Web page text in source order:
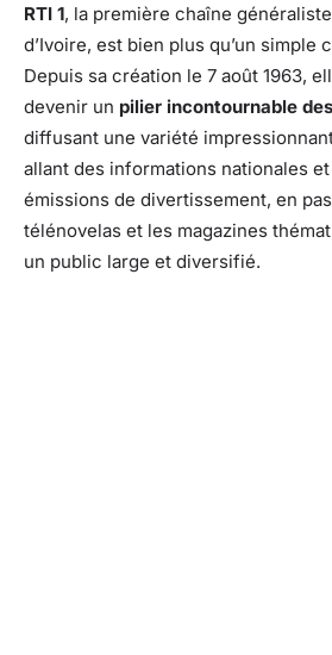
RTI 1, la première chaîne
d’Ivoire, est bien plus qu’un simple
Depuis sa création le 7 août 1963,
devenir un pilier incontournable
diffusant une variété
allant des informations nationales
émissions de divertissement, en
télénovelas et les magazines
un public large et diversifié.